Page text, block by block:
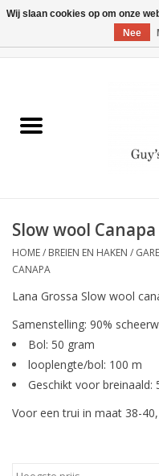
Machines
Paspoppen
Fournituren
Opbergsystemen
Hobby/Knutselen
Slow wool Canapa
HOME/ BREIEN EN HAKEN /
CANAPA
Lana Grossa Slow wool
Samenstelling: 90%
Bol: 50 gram
looplengte/bol: 100 m
Geschikt voor breinaald:
Voor een trui in maat 38-
Wij slaan cookies op om onze
Nee